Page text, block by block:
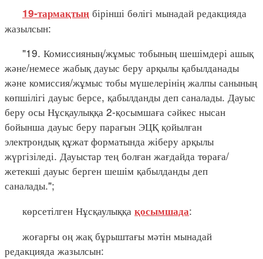
19-тармақтың бірінші бөлігі мынадай редакцияда
жазылсын:
"19. Комиссияның/жұмыс тобының шешімдері ашық
және/немесе жабық дауыс беру арқылы қабылданады
және комиссия/жұмыс тобы мүшелерінің жалпы санының
көпшілігі дауыс берсе, қабылданды деп саналады. Дауыс
беру осы Нұсқаулыққа 2-қосымшаға сәйкес нысан
бойынша дауыс беру парағын ЭЦҚ қойылған
электрондық құжат форматында жіберу арқылы
жүргізіледі. Дауыстар тең болған жағдайда төраға/
жетекші дауыс берген шешім қабылданды деп
саналады.";
көрсетілген Нұсқаулыққа қосымшада:
жоғарғы оң жақ бұрыштағы мәтін мынадай
редакцияда жазылсын: